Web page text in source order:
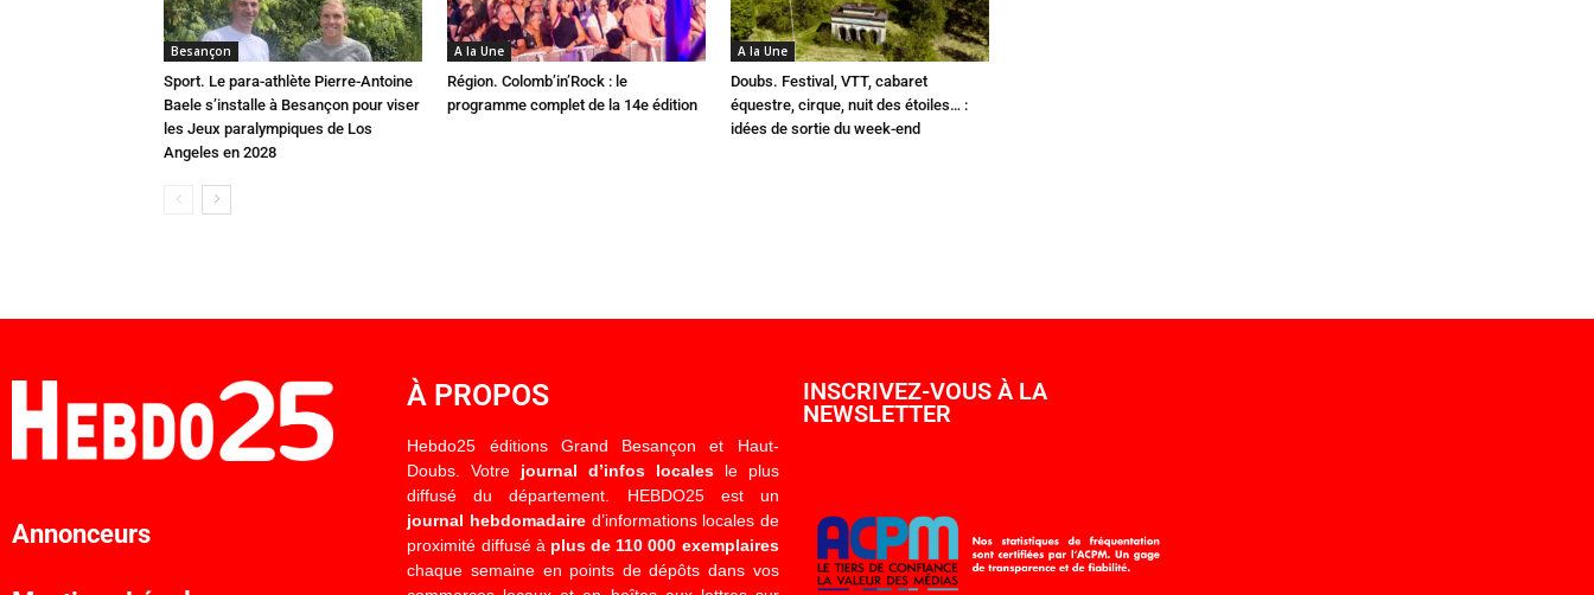
Besançon
Sport. Le para-athlète Pierre-Antoine
Baele s’installe à Besançon pour viser
les Jeux paralympiques de Los
Angeles en 2028
A la Une
Région. Colomb’in’Rock : le
programme complet de la 14e édition
A la Une
Doubs. Festival, VTT, cabaret
équestre, cirque, nuit des étoiles… :
idées de sortie du week-end
Annonceurs
À PROPOS
Hebdo25 éditions Grand Besançon et Haut-
Doubs. Votre journal d’infos localesle plus
diffusé du département. HEBDO25 est un
journal hebdomadaired’informations locales de
proximité diffusé à plus de 110 000 exemplaires
chaque semaine en points de dépôts dans vos
INSCRIVEZ-VOUS À LA
NEWSLETTER